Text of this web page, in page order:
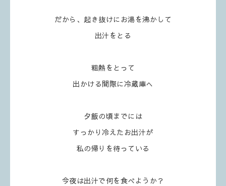
だから、起き抜けにお湯を沸かして
出汁をとる
粗熱をとって
出かける間際に冷蔵庫へ
夕飯の頃までには
すっかり冷えたお出汁が
私の帰りを待っている
今夜は出汁で何を食べようか？